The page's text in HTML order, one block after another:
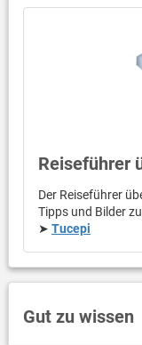
Reiseführer
Der Reiseführer
Tipps und Bilder
➤ Tucepi
Gut zu wissen